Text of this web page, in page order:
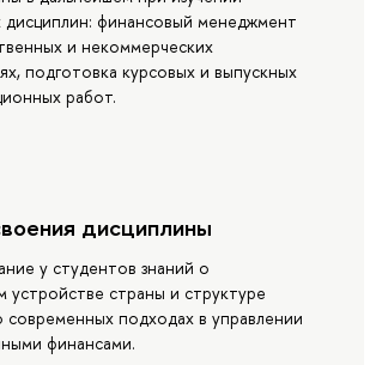
финансовый менеджмент
и некоммерческих
подготовка курсовых и выпускных
работ.
дисциплины
у студентов знаний о
страны и структуре
подходах в управлении
финансами.